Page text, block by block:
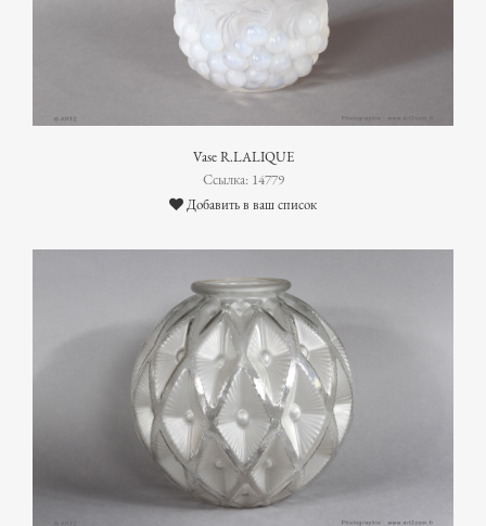
Vase R.LALIQUE
Ссылка: 14779
Добавить в ваш список